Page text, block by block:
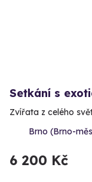
Setkání s
Zvířata z celého
Brno (Brno-
6 200 Kč